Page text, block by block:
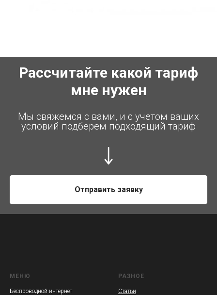
Рассчитайте какой тариф
мне нужен
Мы свяжемся с вами, и с учетом ваших
условий подберем подходящий тариф
Отправить заявку
МЕНЮ
Беспроводной интернет
РАЗНОЕ
Статьи